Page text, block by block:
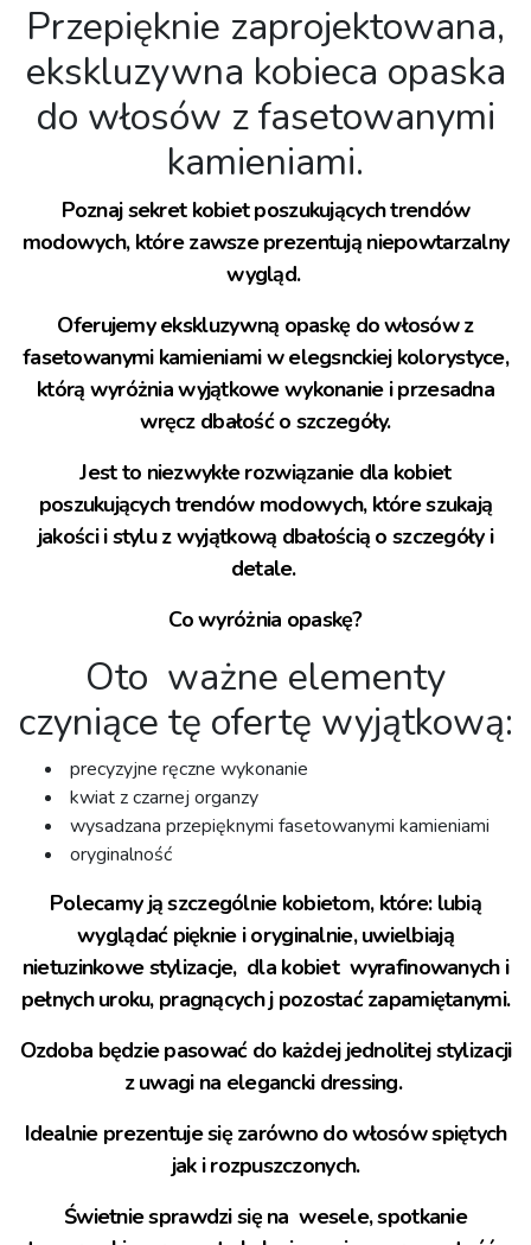
Przepięknie zaprojektowana,
ekskluzywna kobieca opaska
do włosów z fasetowanymi
kamieniami.
Poznaj sekret kobiet poszukujących trendów
modowych, które zawsze prezentują niepowtarzalny
wygląd. ⁣
Oferujemy ekskluzywną opaskę do włosów z
fasetowanymi kamieniami w elegsnckiej kolorystyce,
którą wyróżnia wyjątkowe wykonanie i przesadna
wręcz dbałość o szczegóły.
Jest to niezwykłe rozwiązanie dla kobiet
poszukujących trendów modowych, które szukają
jakości i stylu z wyjątkową dbałością o szczegóły i
detale. ⁣
Co wyróżnia opaskę?
Oto ważne elementy
czyniące tę ofertę wyjątkową:⁣
precyzyjne ręczne wykonanie
kwiat z czarnej organzy
wysadzana przepięknymi fasetowanymi kamieniami⁣
oryginalność⁣⁣
Polecamy ją szczególnie kobietom, które: lubią
wyglądać pięknie i oryginalnie, uwielbiają
nietuzinkowe stylizacje, dla kobiet wyrafinowanych i
pełnych uroku, pragnących j pozostać zapamiętanymi.
Ozdoba będzie pasować do każdej jednolitej stylizacji
z uwagi na elegancki dressing.
Idealnie prezentuje się zarówno do włosów spiętych
jak i rozpuszczonych.
Świetnie sprawdzi się na wesele, spotkanie